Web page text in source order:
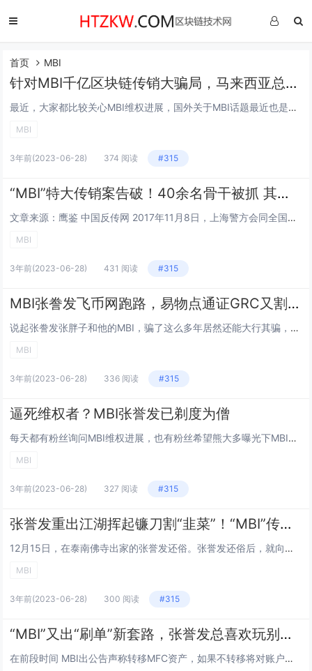
首页 MBI
针对MBI千亿区块链传销大骗局，马来西亚总理“马哈蒂尔”做了回应！
最近，大家都比较关心MBI维权进展，国外关于MBI话题最近也是越来越多，尤其是近几次的维权效应，再一次把MBI推上高潮。 在11月5号反金融诈骗恐怖主义融资峰会上，就MBI投资公司诈骗事件，马来西亚总理“马...
MBI
3年前(2023-06-28) 374 阅读 #315
“MBI”特大传销案告破！40余名骨干被抓 其中13人已获刑
文章来源：鹰鉴 中国反传网 2017年11月8日，上海警方会同全国多地警方对“MBI”特大传销犯罪团伙开展集中打击行动，共抓获40余名骨干人员。11月15日，鹰鉴从中国裁判文书网了解到，截止目前，其中13名...
MBI
3年前(2023-06-28) 431 阅读 #315
MBI张誊发飞币网跑路，易物点通证GRC又割一波
说起张誊发张胖子和他的MBI，骗了这么多年居然还能大行其骗，相信他的人还能有那么多，不知道这些人是怎么想的，上个月出现了去中国驻马来西亚使馆门口下跪维权的事，丢人都丢到国外去了。 对此大使馆发出如下声明：17日，有百名左右...
MBI
3年前(2023-06-28) 336 阅读 #315
逼死维权者？MBI张誉发已剃度为僧
每天都有粉丝询问MBI维权进展，也有粉丝希望熊大多曝光下MBI骗局，让一些还蒙在鼓里的投资者醒悟过来。其实，看到这么多的投资者被骗，确实让人心痛，早就被公安、工商等部门定性为传销，为何还有那么多人上当受骗？...
MBI
3年前(2023-06-28) 327 阅读 #315
张誉发重出江湖挥起镰刀割“韭菜”！“MBI”传销台州女骨干获刑
12月15日，在泰南佛寺出家的张誉发还俗。张誉发还俗后，就向粉丝作出宣布的短视频。头发还未留长的张誉发在短视频的开头说，“在过去的2年，他知道“家人”都过得非常辛苦，因此在这送旧迎新的时刻，带着很激动的心情宣布一个重大事项。”...
MBI
3年前(2023-06-28) 300 阅读 #315
“MBI”又出“刷单”新套路，张誉发总喜欢玩别人剩下的
在前段时间 MBI出公告声称转移MFC资产，如果不转移将对账户资产清零，其实这就是 MBI的圈套。 MBI从17年搞这搞那，试问入金的投资者有多少拿到钱的。几乎全都打了水漂，但是人家 张誉发还把投资者当作家人，继续忽悠继续骗。...